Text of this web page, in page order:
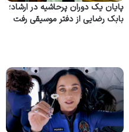
پایان یک دوران پرحاشیه در ارشاد؛
بابک رضایی از دفتر موسیقی رفت